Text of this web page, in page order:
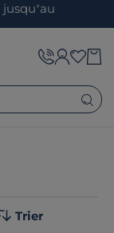
jusqu’au
Trier